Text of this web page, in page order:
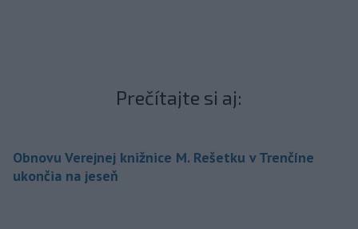
Prečítajte si aj:
Obnovu Verejnej knižnice M. Rešetku v Trenčíne
ukončia na jeseň